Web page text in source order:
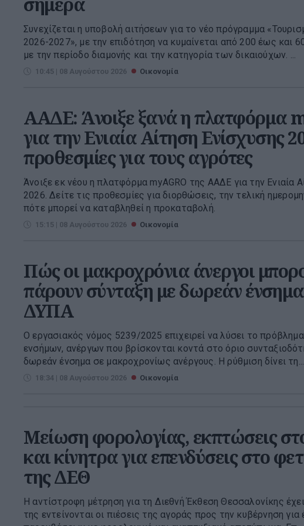
Συνεχίζεται η υποβολή αιτήσεων για το νέο πρόγραμμα
2026-2027», με την επιδότηση να κυμαίνεται από 200 έως και
με την περίοδο διαμονής και την κατηγορία των δικαιούχων. ...
10:45 | 08 Αυγούστου 2026 Οικονομία
ΑΑΔΕ: Άνοιξε ξανά η πλατφόρμα
για την Ενιαία Αίτηση Ενίσχυσης
προθεσμίες για τους αγρότες
Άνοιξε εκ νέου η πλατφόρμα myAGRO της ΑΑΔΕ για την Ενιαία
2026. Δείτε τις προθεσμίες για διορθώσεις, την τελική
πότε μπορεί να καταβληθεί η προκαταβολή.
15:15 | 08 Αυγούστου 2026 Οικονομία
Πώς οι μακροχρόνια άνεργοι
πάρουν σύνταξη με δωρεάν
ΔΥΠΑ
Ο εργασιακός νόμος 5239/2025 επιχειρεί να λύσει το
ενσήμων, ανέργων που βρίσκονται κοντά στο όριο
δωρεάν ένσημα σε μακροχρονίως ανέργους. Η ρύθμιση δίνει τη...
18:34 | 08 Αυγούστου 2026 Οικονομία
Μείωση φορολογίας, εκπτώσεις
και κίνητρα για επενδύσεις στο
της ΔΕΘ
Η αντίστροφη μέτρηση για τη Διεθνή Έκθεση Θεσσαλονίκης έχει
της εντείνονται οι πιέσεις της αγοράς προς την κυβέρνηση για